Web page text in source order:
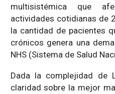
multisistémica que
actividades cotidianas de
la cantidad de pacientes
crónicos genera una
NHS (Sistema de Salud
Dada la complejidad de
claridad sobre la mejor